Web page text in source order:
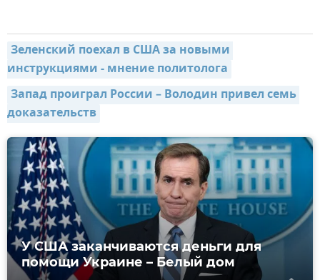
Зеленский поехал в США за новыми
инструкциями - мнение политолога
Запад проиграл России – Володин привел семь
доказательств
У США заканчиваются деньги для
помощи Украине – Белый дом